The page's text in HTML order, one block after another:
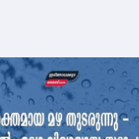
വെള്ളിയാഴ്ച സ്‌ക്രീൻ
സെന്റ് ജോസഫ്സ് കോളജ്
കോമേഴ്‌സ്
തുടക്കമായി